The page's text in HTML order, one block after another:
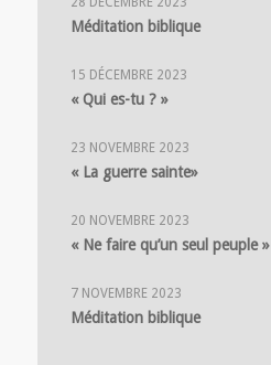
Méditation biblique
15 DÉCEMBRE 2023
« Qui es-tu ? »
23 NOVEMBRE 2023
« La guerre sainte»
20 NOVEMBRE 2023
« Ne faire qu’un seul peuple »
7 NOVEMBRE 2023
Méditation biblique